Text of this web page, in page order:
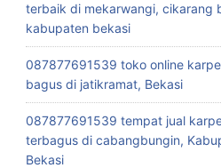
terbaik di mekarwangi, cikarang
kabupaten bekasi
087877691539 toko online
bagus di jatikramat, Bekasi
087877691539 tempat jual
terbagus di cabangbungin,
Bekasi